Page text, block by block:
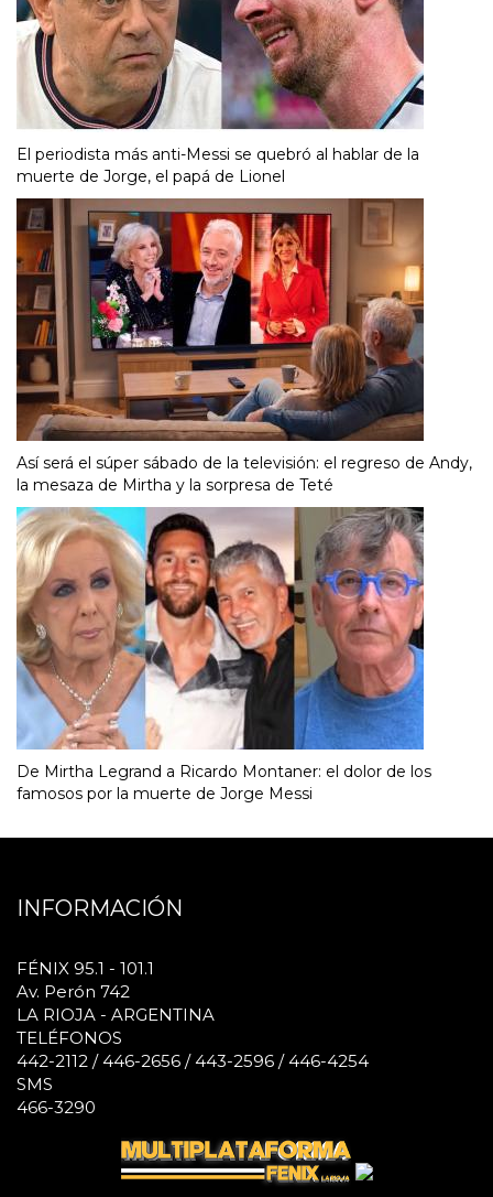
El periodista más anti-Messi se quebró al hablar de la
muerte de Jorge, el papá de Lionel
Así será el súper sábado de la televisión: el regreso de Andy,
la mesaza de Mirtha y la sorpresa de Teté
De Mirtha Legrand a Ricardo Montaner: el dolor de los
famosos por la muerte de Jorge Messi
INFORMACIÓN
FÉNIX 95.1 - 101.1
Av. Perón 742
LA RIOJA - ARGENTINA
TELÉFONOS
442-2112 / 446-2656 / 443-2596 / 446-4254
SMS
466-3290